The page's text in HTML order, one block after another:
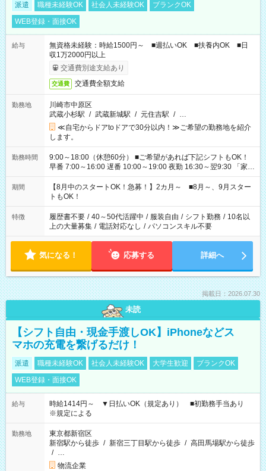
派遣 職種未経験OK 社会人未経験OK
ブランクOK
WEB登録・面接OK
給与
無資格未経験：時給1500円～ ■週払いOK ■扶養内OK ■日
収1万2000円以上
交通費別途支給あり
交通費 交通費全額支給
勤務地
川崎市中原区
武蔵小杉駅 / 武蔵新城駅 / 元住吉駅 / …
≪自宅からドアtoドアで30分以内！≫ご希望の勤務地を紹介
します。
勤務時間
9:00～18:00（休憩60分） ■ご希望があれば下記シフトもOK！
早番 7:00～16:00 遅番 10:00～19:00 夜勤 16:30～翌9:30 「家族
と休みを合わせたい」 「余裕を持って夕飯の準備がしたい」
「できれば残業はしたくない」 など、ご希望を教えてください
ね。 ※Wワーク希望の方へ 今ご覧のお仕事で希望する勤務時間
と、もう1つのお仕事の勤務時間。 合計で週40時間を超える場
合は応募できません。
期間
【8月中のスタートOK！急募！】2カ月～ ■8月～、9月スター
トもOK！
特徴 履歴書不要 / 40～50代活躍中 / 服装自由 / シフト勤務 / 10名以
上の大量募集 / 電話対応なし / パソコンスキル不要
気になる！ 応募する 詳細へ
掲載日：2026.07.30
未読
【シフト自由・現金手渡しOK】iPhoneなどス
マホの充電を繋げるだけ！
派遣 職種未経験OK 社会人未経験OK 大学生歓迎
ブランクOK
WEB登録・面接OK
給与
時給1414円～ ▼日払いOK（規定あり） ■初勤務手当あり
※規定による
勤務地
東京都新宿区
新宿駅から徒歩 / 新宿三丁目駅から徒歩 / 高田馬場駅から徒歩
/ …
物流企業